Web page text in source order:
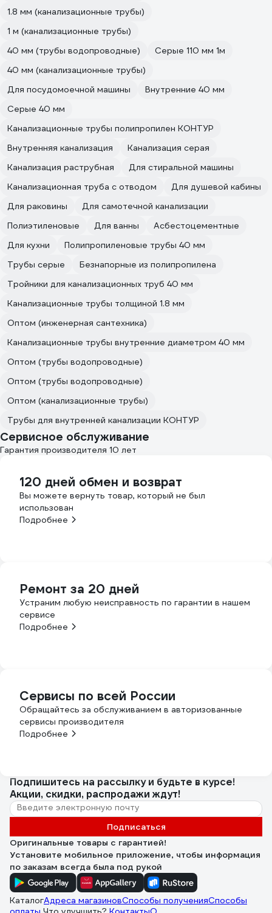
1.8 мм (канализационные трубы)
1 м (канализационные трубы)
40 мм (трубы водопроводные)
Серые 110 мм 1м
40 мм (канализационные трубы)
Для посудомоечной машины
Внутренние 40 мм
Серые 40 мм
Канализационные трубы полипропилен КОНТУР
Внутренняя канализация
Канализация серая
Канализация раструбная
Для стиральной машины
Канализационная труба с отводом
Для душевой кабины
Для раковины
Для самотечной канализации
Полиэтиленовые
Для ванны
Асбестоцементные
Для кухни
Полипропиленовые трубы 40 мм
Трубы серые
Безнапорные из полипропилена
Тройники для канализационных труб 40 мм
Канализационные трубы толщиной 1.8 мм
Оптом (инженерная сантехника)
Канализационные трубы внутренние диаметром 40 мм
Оптом (трубы водопроводные)
Оптом (трубы водопроводные)
Оптом (канализационные трубы)
Трубы для внутренней канализации КОНТУР
Сервисное обслуживание
Гарантия производителя 10 лет
120 дней обмен и возврат
Вы можете вернуть товар, который не был
использован
Подробнее
Ремонт за 20 дней
Устраним любую неисправность по гарантии в нашем
сервисе
Подробнее
Сервисы по всей России
Обращайтесь за обслуживанием в авторизованные
сервисы производителя
Подробнее
Подпишитесь на рассылкуи будьте в курсе!
Акции, скидки, распродажи ждут!
Подписаться
Оригинальные товары с гарантией!
Установите мобильное приложение, чтобы информация
по заказам всегда была под рукой
КаталогАдреса магазиновСпособы полученияСпособы